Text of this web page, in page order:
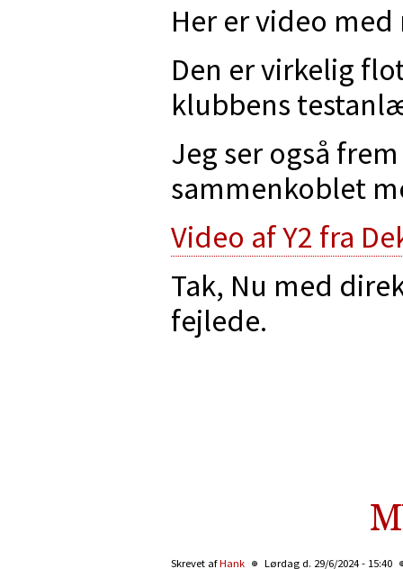
Her er video
Den er virkelig
klubbens
Jeg ser også
sammenkoblet
Video af Y2 fra
Tak, Nu med
fejlede.
Skrevet afHank Lørdag d. 29/6/2024 - 15:40